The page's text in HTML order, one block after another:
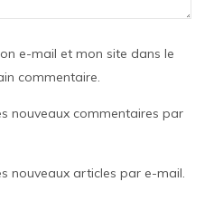
e-mail et mon site dans le
commentaire.
nouveaux commentaires par
nouveaux articles par e-mail.